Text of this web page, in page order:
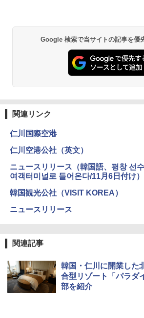
PYKES PEAK (パイク
ト プライバシー テン
人用 折りたたみ 防災
ーチ ピクニック ポッ
500002(88859)
￥5,999
[キャンパーズコレク
[キャンパーズコレク
広げるだけ パッとサ
イド ブラックコーテ
ッシュ 4人用 簡単設
GRANDOOR ステン
026リニューアル 急速
コンパクト 保冷力長持
￥2,980
関の購入実績 登山・
防災用品 長期保存可
送
￥3,680
着替えテント トイレ
通気窓付き】収納袋付
コンパクト iimono117
Google 検索で当サイトの記事を優
関連リンク
仁川国際空港
仁川空港公社（英文）
ニュースリリース（韓国語、평창 선
여객터미널로 들어온다/11月6日付け）
韓国観光公社（VISIT KOREA）
ニュースリリース
関連記事
韓国・仁川に開業した
合型リゾート「パラダ
部を紹介